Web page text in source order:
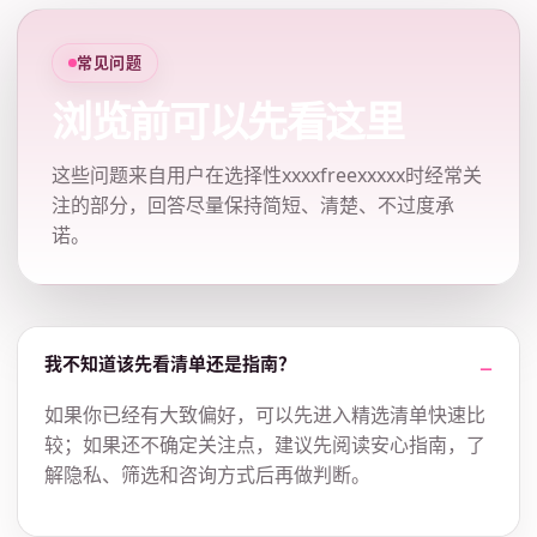
常见问题
浏览前可以先看这里
这些问题来自用户在选择性xxxxfreexxxxx时经常关
注的部分，回答尽量保持简短、清楚、不过度承
诺。
我不知道该先看清单还是指南？
如果你已经有大致偏好，可以先进入精选清单快速比
较；如果还不确定关注点，建议先阅读安心指南，了
解隐私、筛选和咨询方式后再做判断。